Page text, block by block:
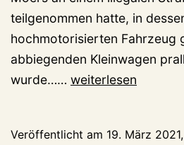
teilgenommen hatte, in
hochmotorisierten Fahrzeug
abbiegenden Kleinwagen
wurde…… Todesraser
BGH
weiterlesen
Veröffentlicht am 19. März